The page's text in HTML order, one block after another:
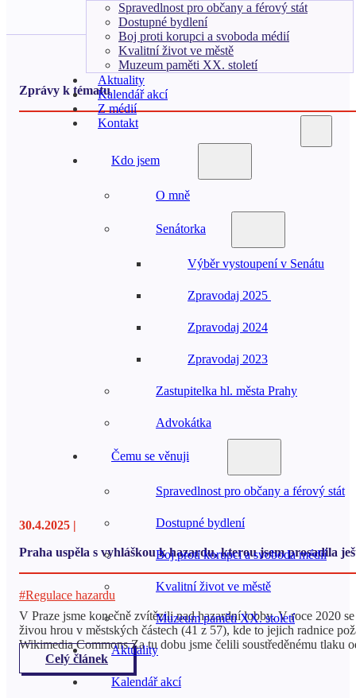
Spravedlnost pro občany a férový stát
Dostupné bydlení
Boj proti korupci a svoboda médií
Kvalitní život ve městě
Muzeum paměti XX. století
Aktuality
Kalendář akcí
Z médií
Kontakt
Kdo jsem
O mně
Senátorka
Výběr vystoupení v Senátu
Zpravodaj 2025
Zpravodaj 2024
Zpravodaj 2023
Zastupitelka hl. města Prahy
Advokátka
Čemu se věnuji
Spravedlnost pro občany a férový stát
Dostupné bydlení
Boj proti korupci a svoboda médií
Kvalitní život ve městě
Muzeum paměti XX. století
Aktuality
Kalendář akcí
Zprávy k tématu
30.4.2025 |
Praha uspěla s vyhláškou k hazardu, kterou jsem prosadila
#Regulace hazardu
V Praze jsme konečně zvítězili nad hazardní lobby. V roce 2020
živou hrou v městských částech (41 z 57), kde to jejich radnice
Wikimedia Commons Za tu dobu jsme čelili soustředěnému
Celý článek